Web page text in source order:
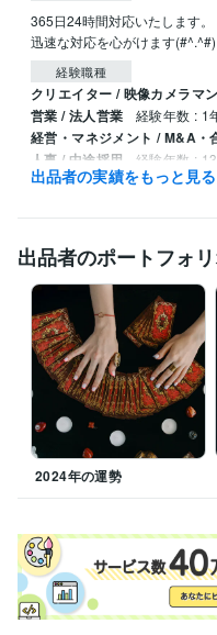
365日24時間対応いたします。
迅速な対応を心がけます(#^.^#)
経験職種
クリエイター / 映像カメラマ
営業 / 法人営業 経験年数 : 1
経営・マネジメント / M&A・
人事 / 中途採用 経験年数 :
ライフスタイル・その他 / 占
受賞歴
資格・検定
チャイルドカウンセラー
得意分野
占い タロット占い 四柱推命
悩み相談・カウンセリング
学歴
中央大学 2000年3月 ~ 2004
語学力
出品者の実績をもっと見る
出品者のポートフォ
2024年の運勢